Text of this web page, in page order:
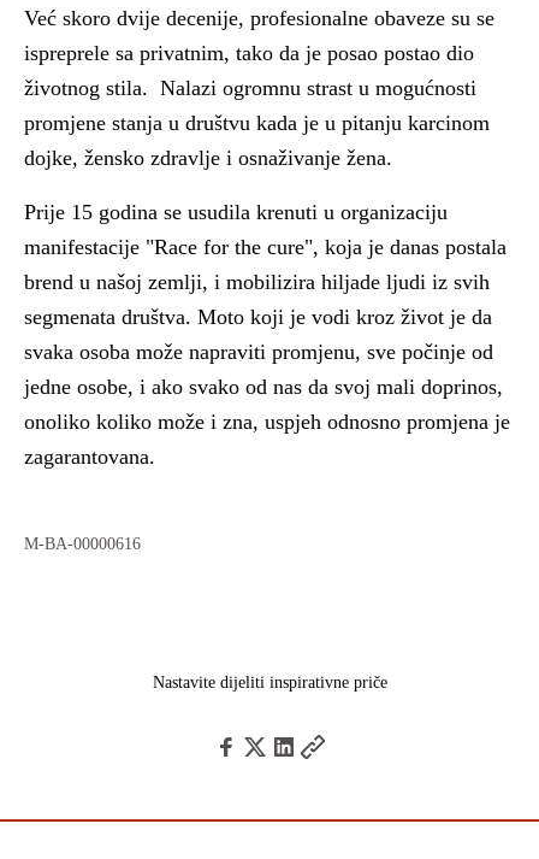
Već skoro dvije decenije, profesionalne obaveze su se
ispreprele sa privatnim, tako da je posao postao dio
životnog stila. Nalazi ogromnu strast u mogućnosti
promjene stanja u društvu kada je u pitanju karcinom
dojke, žensko zdravlje i osnaživanje žena.
Prije 15 godina se usudila krenuti u organizaciju
manifestacije "Race for the cure", koja je danas postala
brend u našoj zemlji, i mobilizira hiljade ljudi iz svih
segmenata društva. Moto koji je vodi kroz život je da
svaka osoba može napraviti promjenu, sve počinje od
jedne osobe, i ako svako od nas da svoj mali doprinos,
onoliko koliko može i zna, uspjeh odnosno promjena je
zagarantovana.
M-BA-00000616
Nastavite dijeliti inspirativne priče